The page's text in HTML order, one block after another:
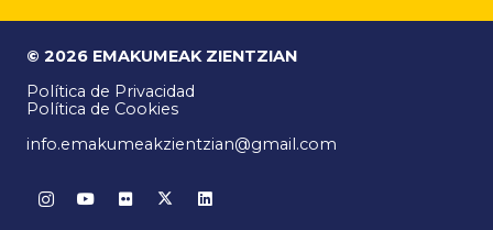
© 2026 EMAKUMEAK ZIENTZIAN
Política de Privacidad
Política de Cookies
info.emakumeakzientzian@gmail.com